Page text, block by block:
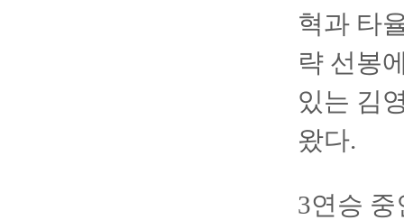
혁과 타
략 선봉
있는 김
왔다.
3연승 중